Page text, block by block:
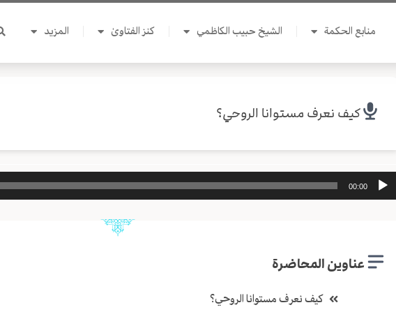
منابع الحكمة الشيخ حبيب الكاظمي كنز الفتاوىٰ المزيد
كيف نعرف مستوانا الروحي؟
مشغل
00:00
عناوين المحاضرة
كيف نعرف مستوانا الروحي؟